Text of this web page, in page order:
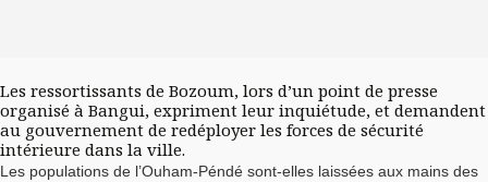
Les ressortissants de Bozoum, lors d’un point de presse
organisé à Bangui, expriment leur inquiétude, et demandent
au gouvernement de redéployer les forces de sécurité
intérieure dans la ville.
Les populations de l’Ouham-Péndé sont-elles laissées aux mains des